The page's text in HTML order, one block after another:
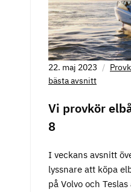
22. maj 2023
bästa avsnitt
Vi provkör
8
I veckans avsnitt
lyssnare att köpa
på Volvo och